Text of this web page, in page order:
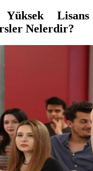
Lisans
Nelerdir?